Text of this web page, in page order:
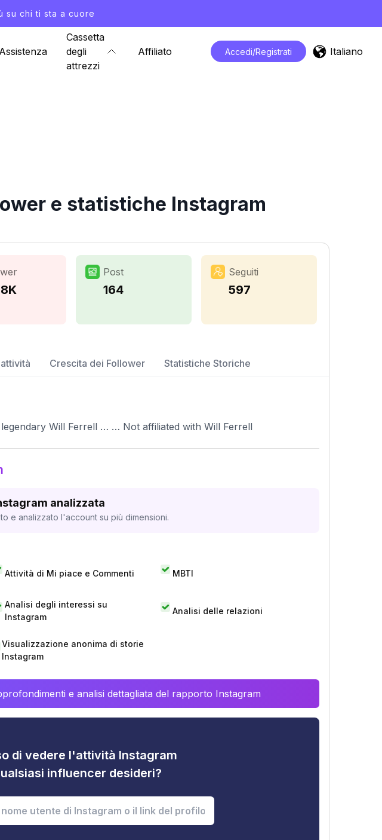
su chi ti sta a cuore
Cassetta
degli
attrezzi
Affiliato Accedi/Registrati Italiano
e statistiche Instagram
Post
164
Seguiti
597
Crescita dei Follower Statistiche Storiche
Will Ferrell … … Not affiliated with Will Ferrell
analizzata
e analizzato l'account su più dimensioni.
Attività di Mi piace e Commenti MBTI
Analisi degli interessi su
Instagram
Analisi delle relazioni
Visualizzazione anonima di storie
Instagram
e analisi dettagliata del rapporto Instagram
di vedere l'attività Instagram
influencer desideri?